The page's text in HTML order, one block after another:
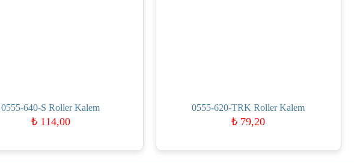
0555-640-S Roller Kalem
₺114,00
0555-620-TRK Roller Kalem
₺ 79,20